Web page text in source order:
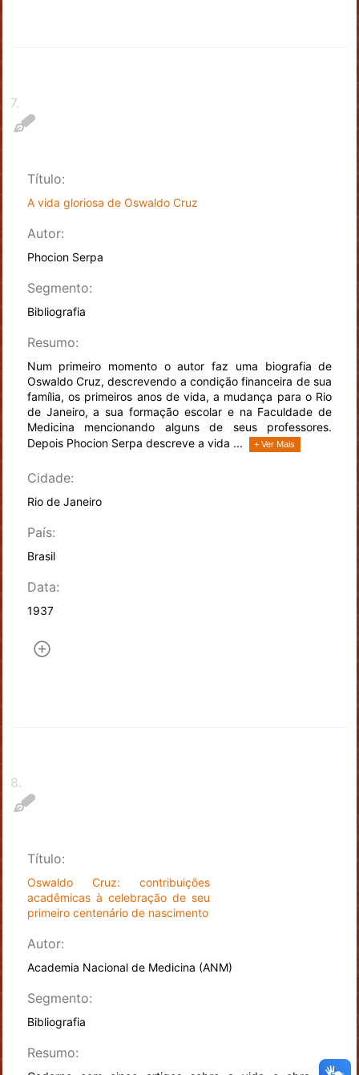
7.
Título:
A vida gloriosa de Oswaldo Cruz
Autor:
Phocion Serpa
Segmento:
Bibliografia
Resumo:
Num primeiro momento o autor faz uma biografia de
Oswaldo Cruz, descrevendo a condição financeira de sua
família, os primeiros anos de vida, a mudança para o Rio
de Janeiro, a sua formação escolar e na Faculdade de
Medicina mencionando alguns de seus professores.
Depois Phocion Serpa descreve a vida ...
+ Ver Mais
Cidade:
Rio de Janeiro
País:
Brasil
Data:
1937
8.
Título:
Oswaldo Cruz: contribuições
acadêmicas à celebração de seu
primeiro centenário de nascimento
Autor:
Academia Nacional de Medicina (ANM)
Segmento:
Bibliografia
Resumo: